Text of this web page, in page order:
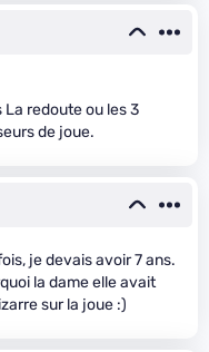
redoute ou les 3
de joue.
je devais avoir 7 ans.
la dame elle avait
sur la joue :)